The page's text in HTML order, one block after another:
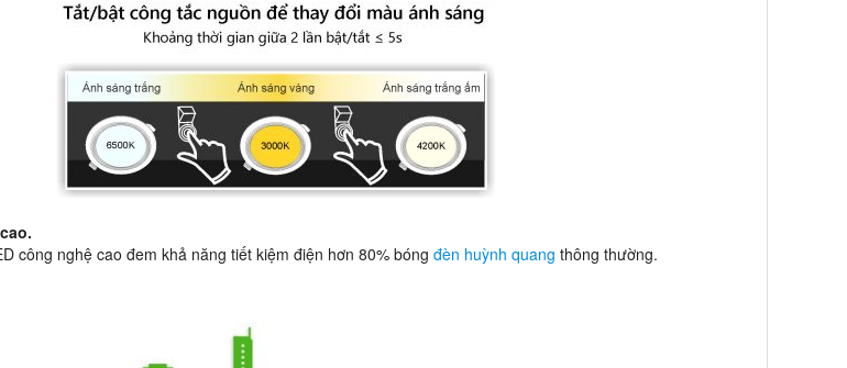
công nghệ cao đem khả năng tiết kiệm điện hơn 80% bóngđèn huỳnh quang thông thường.